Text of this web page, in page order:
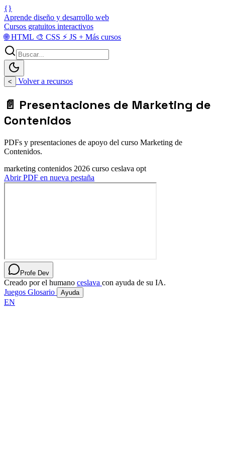
{}
Aprende diseño y desarrollo web
Cursos gratuitos interactivos
🌐HTML 🎨 CSS ⚡ JS + Más cursos
< Volver a recursos
📄 Presentaciones de Marketing de
Contenidos
PDFs y presentaciones de apoyo del curso Marketing de
Contenidos.
marketing contenidos 2026 curso ceslava opt
Abrir PDF en nueva pestaña
Profe Dev
Creado por el humano ceslava con ayuda de su IA.
Juegos Glosario Ayuda
EN